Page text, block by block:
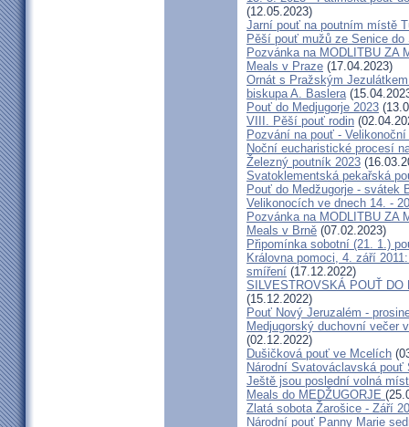
(12.05.2023)
Jarní pouť na poutním místě
Pěší pouť mužů ze Senice do
Pozvánka na MODLITBU ZA
Meals v Praze (17.04.2023)
Ornát s Pražským
biskupa A. Baslera
Pouť do Medjugorje 2023
VIII. Pěší pouť rodin
Pozvání na pouť -
Noční eucharistické procesí
Železný poutník 2023
Svatoklementská pekařská
Pouť do Medžugorje - svátek
Velikonocích ve dnech 14. -
Pozvánka na MODLITBU ZA
Meals v Brně (07.02.2023)
Připomínka sobotní (21. 1.)
Královna pomoci, 4. září
smíření (17.12.2022)
SILVESTROVSKÁ POUŤ DO
(15.12.2022)
Pouť Nový Jeruzalém -
Medjugorský duchovní večer
(02.12.2022)
Dušičková pouť ve Mcelích
Národní Svatováclavská pouť
Ještě jsou poslední volná
Meals do MEDŽUGORJE
Zlatá sobota Žarošice - Září
Národní pouť Panny Marie